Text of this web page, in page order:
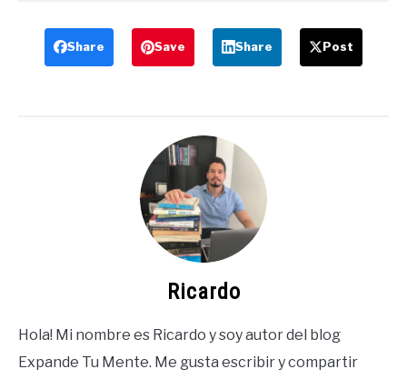
Share Save Share Post
Ricardo
Hola! Mi nombre es Ricardo y soy autor del blog
Expande Tu Mente. Me gusta escribir y compartir